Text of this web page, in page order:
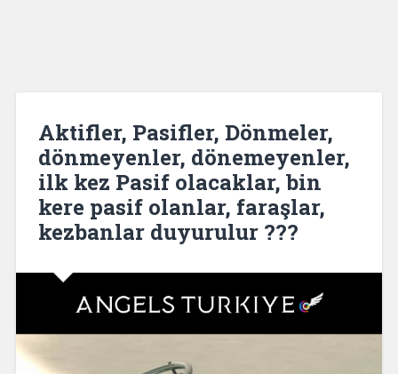
Aktifler, Pasifler, Dönmeler,
dönmeyenler, dönemeyenler,
ilk kez Pasif olacaklar, bin
kere pasif olanlar, faraşlar,
kezbanlar duyurulur ???